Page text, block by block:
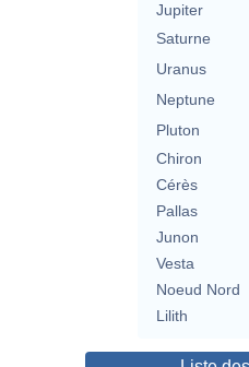
Jupiter
Saturne
Uranus
Neptune
Pluton
Chiron
Cérès
Pallas
Junon
Vesta
Noeud Nord
Lilith